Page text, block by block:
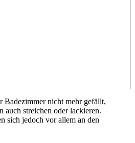
Badezimmer nicht mehr gefällt,
auch streichen oder lackieren.
sich jedoch vor allem an den